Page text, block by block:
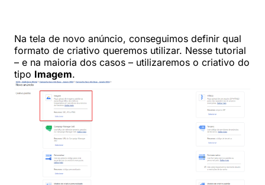
Na tela de novo anúncio, conseguimos definir qual
formato de criativo queremos utilizar. Nesse tutorial
– e na maioria dos casos – utilizaremos o criativo do
tipo Imagem.